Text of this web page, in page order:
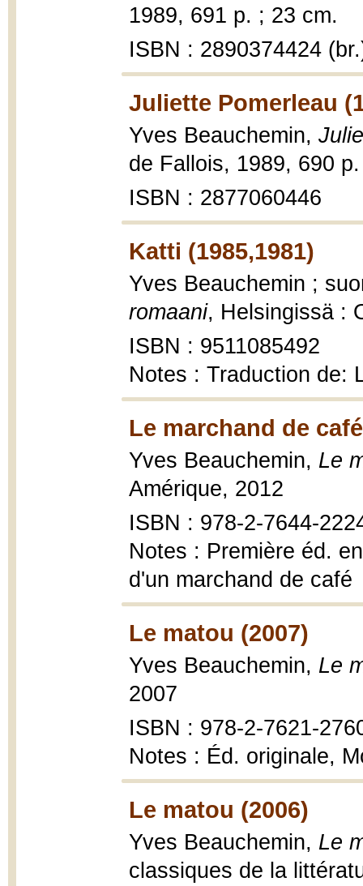
1989, 691 p. ; 23 cm.
ISBN : 2890374424
Juliette Pomerleau
Yves Beauchemin,
de Fallois, 1989, 690
ISBN : 2877060446
Katti (1985,1981)
Yves Beauchemin ;
romaani, Helsingissä :
ISBN : 9511085492
Notes : Traduction de:
Le marchand de
Yves Beauchemin, Le
Amérique, 2012
ISBN : 978-2-7644-
Notes : Première éd.
d'un marchand de café
Le matou (2007)
Yves Beauchemin, Le
2007
ISBN : 978-2-7621-
Notes : Éd. originale,
Le matou (2006)
Yves Beauchemin, Le
classiques de la